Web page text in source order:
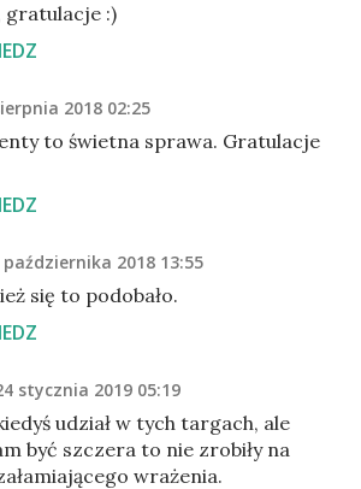
gratulacje :)
2018 02:25
to świetna sprawa. Gratulacje
października 2018 13:55
się to podobało.
stycznia 2019 05:19
udział w tych targach, ale
być szczera to nie zrobiły na
wrażenia.